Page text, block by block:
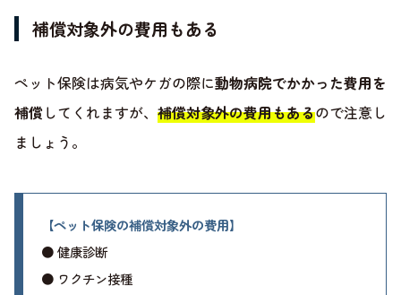
補償対象外の費用もある
ペット保険は病気やケガの際に動物病院でかかった費用を
補償 してくれますが、 補償対象外の費用もあるので注意し
ましょう。
【ペット保険の補償対象外の費用】
● 健康診断
● ワクチン接種